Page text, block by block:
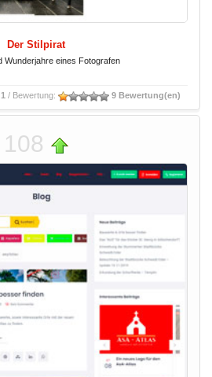
Der Stilpirat
Wunderjahre eines Fotografen
1 / Bewertung: 9 Bewertung(en)
108